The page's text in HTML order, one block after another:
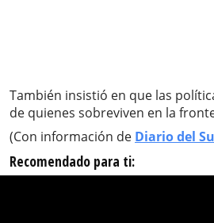
También insistió en que las
de quienes sobreviven en la
(Con información de Diario del
Recomendado para ti: